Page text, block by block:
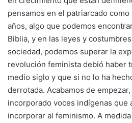
pensamos en el patriarcado
años, algo que podemos
Biblia, y en las leyes y
sociedad, podemos superar la
revolución feminista debió haber
medio siglo y que si no lo ha
derrotada. Acabamos de
incorporado voces indígenas que
incorporar al feminismo. A